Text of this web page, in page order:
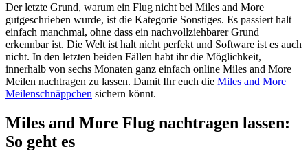
Der letzte Grund, warum ein Flug nicht bei Miles and More
gutgeschrieben wurde, ist die Kategorie Sonstiges. Es passiert halt
einfach manchmal, ohne dass ein nachvollziehbarer Grund
erkennbar ist. Die Welt ist halt nicht perfekt und Software ist es auch
nicht. In den letzten beiden Fällen habt ihr die Möglichkeit,
innerhalb von sechs Monaten ganz einfach online Miles and More
Meilen nachtragen zu lassen. Damit Ihr euch die Miles and More
Meilenschnäppchen sichern könnt.
Miles and More Flug nachtragen lassen:
So geht es